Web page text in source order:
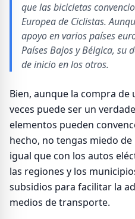
que las bicicletas
Europea de Ciclistas.
apoyo en varios países
Países Bajos y Bélgica, su
de inicio en los otros.
Bien, aunque la compra de
veces puede ser un
elementos pueden
hecho, no tengas miedo
igual que con los autos
las regiones y los
subsidios para facilitar la
medios de transporte.